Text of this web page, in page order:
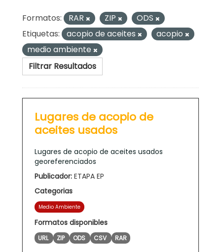
Formatos: RAR ZIP
ODS
Etiquetas:
acopio de aceites
acopio
medio ambiente
Filtrar Resultados
Lugares de acopio de
aceites usados
Lugares de acopio de aceites usados
georeferenciados
Publicador: ETAPA EP
Categorias
Medio Ambiente
Formatos disponibles
URL ZIP ODS CSV RAR